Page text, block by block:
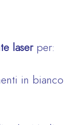
laser per:
in bianco